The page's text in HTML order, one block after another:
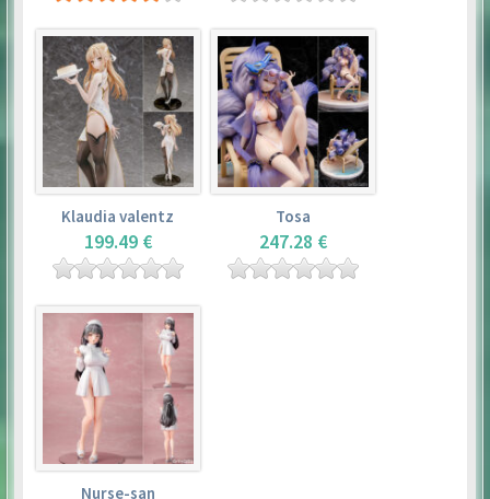
Klaudia valentz
199.49 €
Tosa
247.28 €
Nurse-san